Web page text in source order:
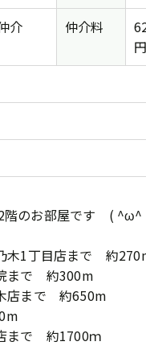
介 仲介料
のお部屋です ( ^ω^
木1丁目店まで 約
まで 約300m
店まで 約650m
まで 約1700ｍ